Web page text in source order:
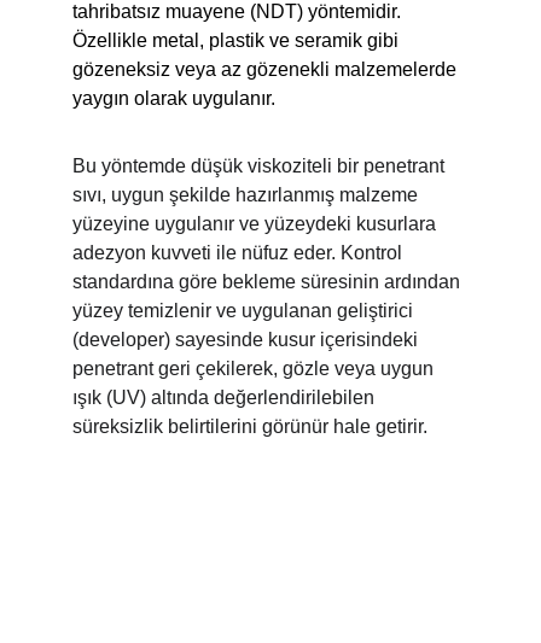
tahribatsız muayene (NDT) yöntemidir.
Özellikle metal, plastik ve seramik gibi
gözeneksiz veya az gözenekli malzemelerde
yaygın olarak uygulanır.
Bu yöntemde düşük viskoziteli bir penetrant
sıvı, uygun şekilde hazırlanmış malzeme
yüzeyine uygulanır ve yüzeydeki kusurlara
adezyon kuvveti ile nüfuz eder. Kontrol
standardına göre bekleme süresinin ardından
yüzey temizlenir ve uygulanan geliştirici
(developer) sayesinde kusur içerisindeki
penetrant geri çekilerek, gözle veya uygun
ışık (UV) altında değerlendirilebilen
süreksizlik belirtilerini görünür hale getirir.